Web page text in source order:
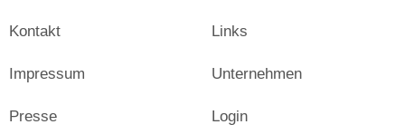
Kontakt
Impressum
Presse
Links
Unternehmen
Login